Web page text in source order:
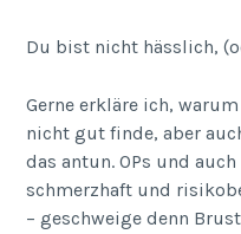
Du bist nicht hässlich,
Gerne erkläre ich,
nicht gut finde, aber
das antun. OPs und
schmerzhaft und
– geschweige denn